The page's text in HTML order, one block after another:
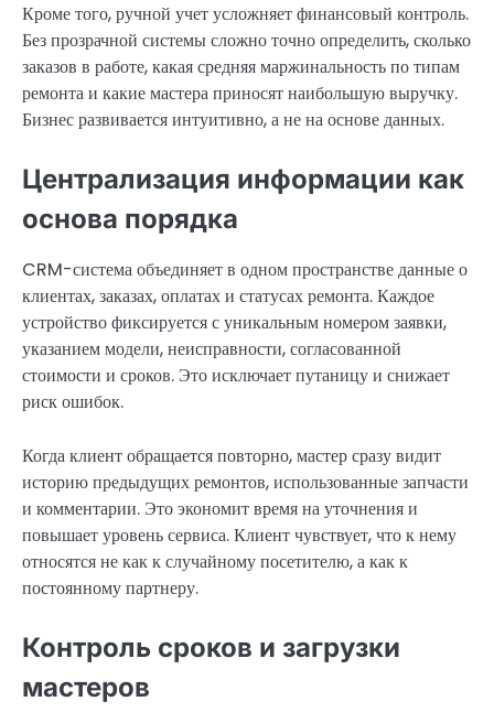
Кроме того, ручной учет усложняет финансовый контроль.
Без прозрачной системы сложно точно определить, сколько
заказов в работе, какая средняя маржинальность по типам
ремонта и какие мастера приносят наибольшую выручку.
Бизнес развивается интуитивно, а не на основе данных.
Централизация информации как
основа порядка
CRM-система объединяет в одном пространстве данные о
клиентах, заказах, оплатах и статусах ремонта. Каждое
устройство фиксируется с уникальным номером заявки,
указанием модели, неисправности, согласованной
стоимости и сроков. Это исключает путаницу и снижает
риск ошибок.
Когда клиент обращается повторно, мастер сразу видит
историю предыдущих ремонтов, использованные запчасти
и комментарии. Это экономит время на уточнения и
повышает уровень сервиса. Клиент чувствует, что к нему
относятся не как к случайному посетителю, а как к
постоянному партнеру.
Контроль сроков и загрузки
мастеров